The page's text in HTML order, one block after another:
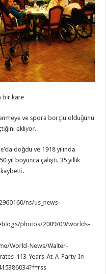
bir kare
ve spora borçlu olduğunu
ekliyor.
doğdu ve 1918 yılında
yıl boyunca çalıştı. 35 yıllık
kaybetti.
ns/us_news-
photos/2009/09/worlds-
World-News/Walter-
113-Years-At-A-Party-In-